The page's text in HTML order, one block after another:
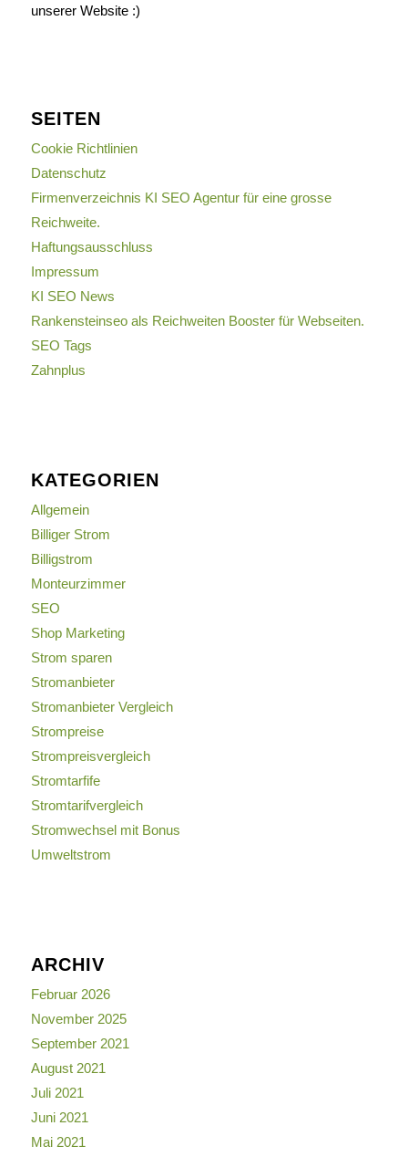
unserer Website :)
SEITEN
Cookie Richtlinien
Datenschutz
Firmenverzeichnis KI SEO Agentur für eine grosse
Reichweite.
Haftungsausschluss
Impressum
KI SEO News
Rankensteinseo als Reichweiten Booster für Webseiten.
SEO Tags
Zahnplus
KATEGORIEN
Allgemein
Billiger Strom
Billigstrom
Monteurzimmer
SEO
Shop Marketing
Strom sparen
Stromanbieter
Stromanbieter Vergleich
Strompreise
Strompreisvergleich
Stromtarfife
Stromtarifvergleich
Stromwechsel mit Bonus
Umweltstrom
ARCHIV
Februar 2026
November 2025
September 2021
August 2021
Juli 2021
Juni 2021
Mai 2021